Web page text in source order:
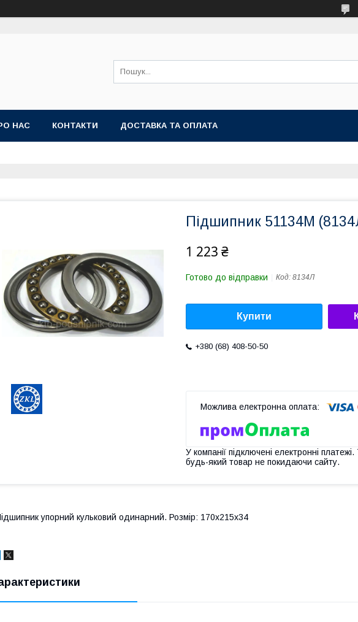
НАС КОНТАКТИ ДОСТАВКА ТА ОПЛАТА
Підшипник 51134M
1 223 ₴
Готово до відправки Код: 8134Л
Купити
+380 (68) 408-50-50
У компанії підключені електронні
будь-який товар не покидаючи сайту.
упорний кульковий одинарний. Розмір: 170х215х34